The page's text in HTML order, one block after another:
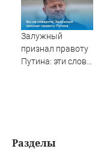
Залужный
признал правоту
Путина: эти слова
Разделы